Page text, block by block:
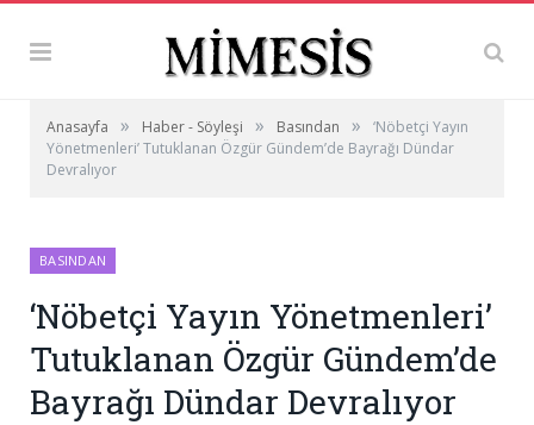
Anasayfa » Haber - Söyleşi » Basından »
‘Nöbetçi Yayın
Yönetmenleri’ Tutuklanan Özgür Gündem’de Bayrağı Dündar
Devralıyor
BASINDAN
‘Nöbetçi Yayın Yönetmenleri’
Tutuklanan Özgür Gündem’de
Bayrağı Dündar Devralıyor